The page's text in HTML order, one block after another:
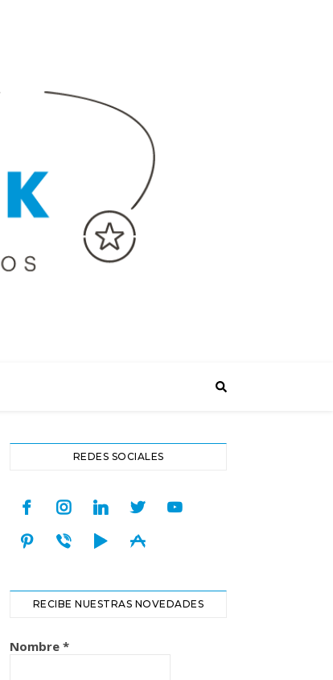
REDES SOCIALES
facebookinstagramlinkedintwitteryoutube
pinterest
viber play appstore
RECIBE NUESTRAS NOVEDADES
Nombre *